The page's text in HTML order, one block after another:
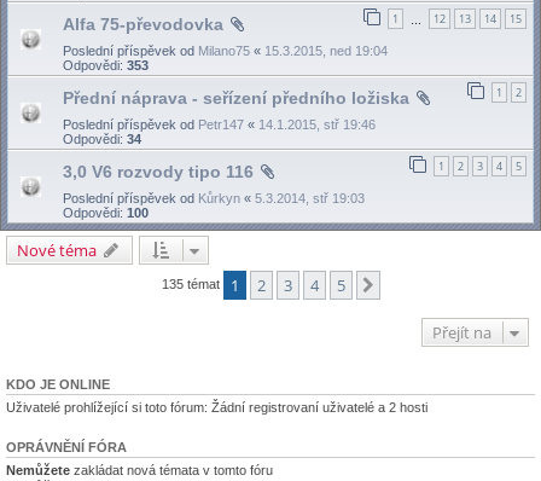
1 12 13 14 15
Alfa 75-převodovka
Poslední příspěvek od Milano75 « 15.3.2015, ned 19:04
Odpovědi: 353
1 2
Přední náprava - seřízení předního ložiska
Poslední příspěvek od Petr147 « 14.1.2015, stř 19:46
Odpovědi: 34
1 2 3 4 5
3,0 V6 rozvody tipo 116
Poslední příspěvek od Kůrkyn « 5.3.2014, stř 19:03
Odpovědi: 100
Nové téma
135 témat 1 2 3 4 5
Přejít na
KDO JE ONLINE
Uživatelé prohlížející si toto fórum: Žádní registrovaní uživatelé a 2 hosti
OPRÁVNĚNÍ FÓRA
Nemůžete zakládat nová témata v tomto fóru